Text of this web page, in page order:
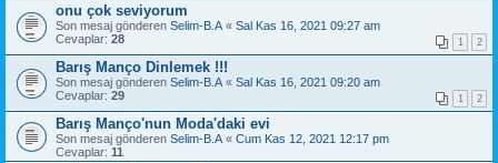
onu çok seviyorum
Son mesaj gönderen Selim-B.A « Sal Kas 16, 2021 09:27 am
Cevaplar: 28 1 2
Barış Manço Dinlemek !!!
Son mesaj gönderen Selim-B.A « Sal Kas 16, 2021 09:20 am
Cevaplar: 29 1 2
Barış Manço'nun Moda'daki evi
Son mesaj gönderen Selim-B.A « Cum Kas 12, 2021 12:17 pm
Cevaplar: 11